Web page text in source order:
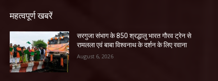
महत्वपूर्ण खबरें
सरगुजा संभाग के 850 श्रद्धालु भारत गौरव ट्रेन से
रामलला एवं बाबा विश्वनाथ के दर्शन के लिए रवाना
August 6, 2026